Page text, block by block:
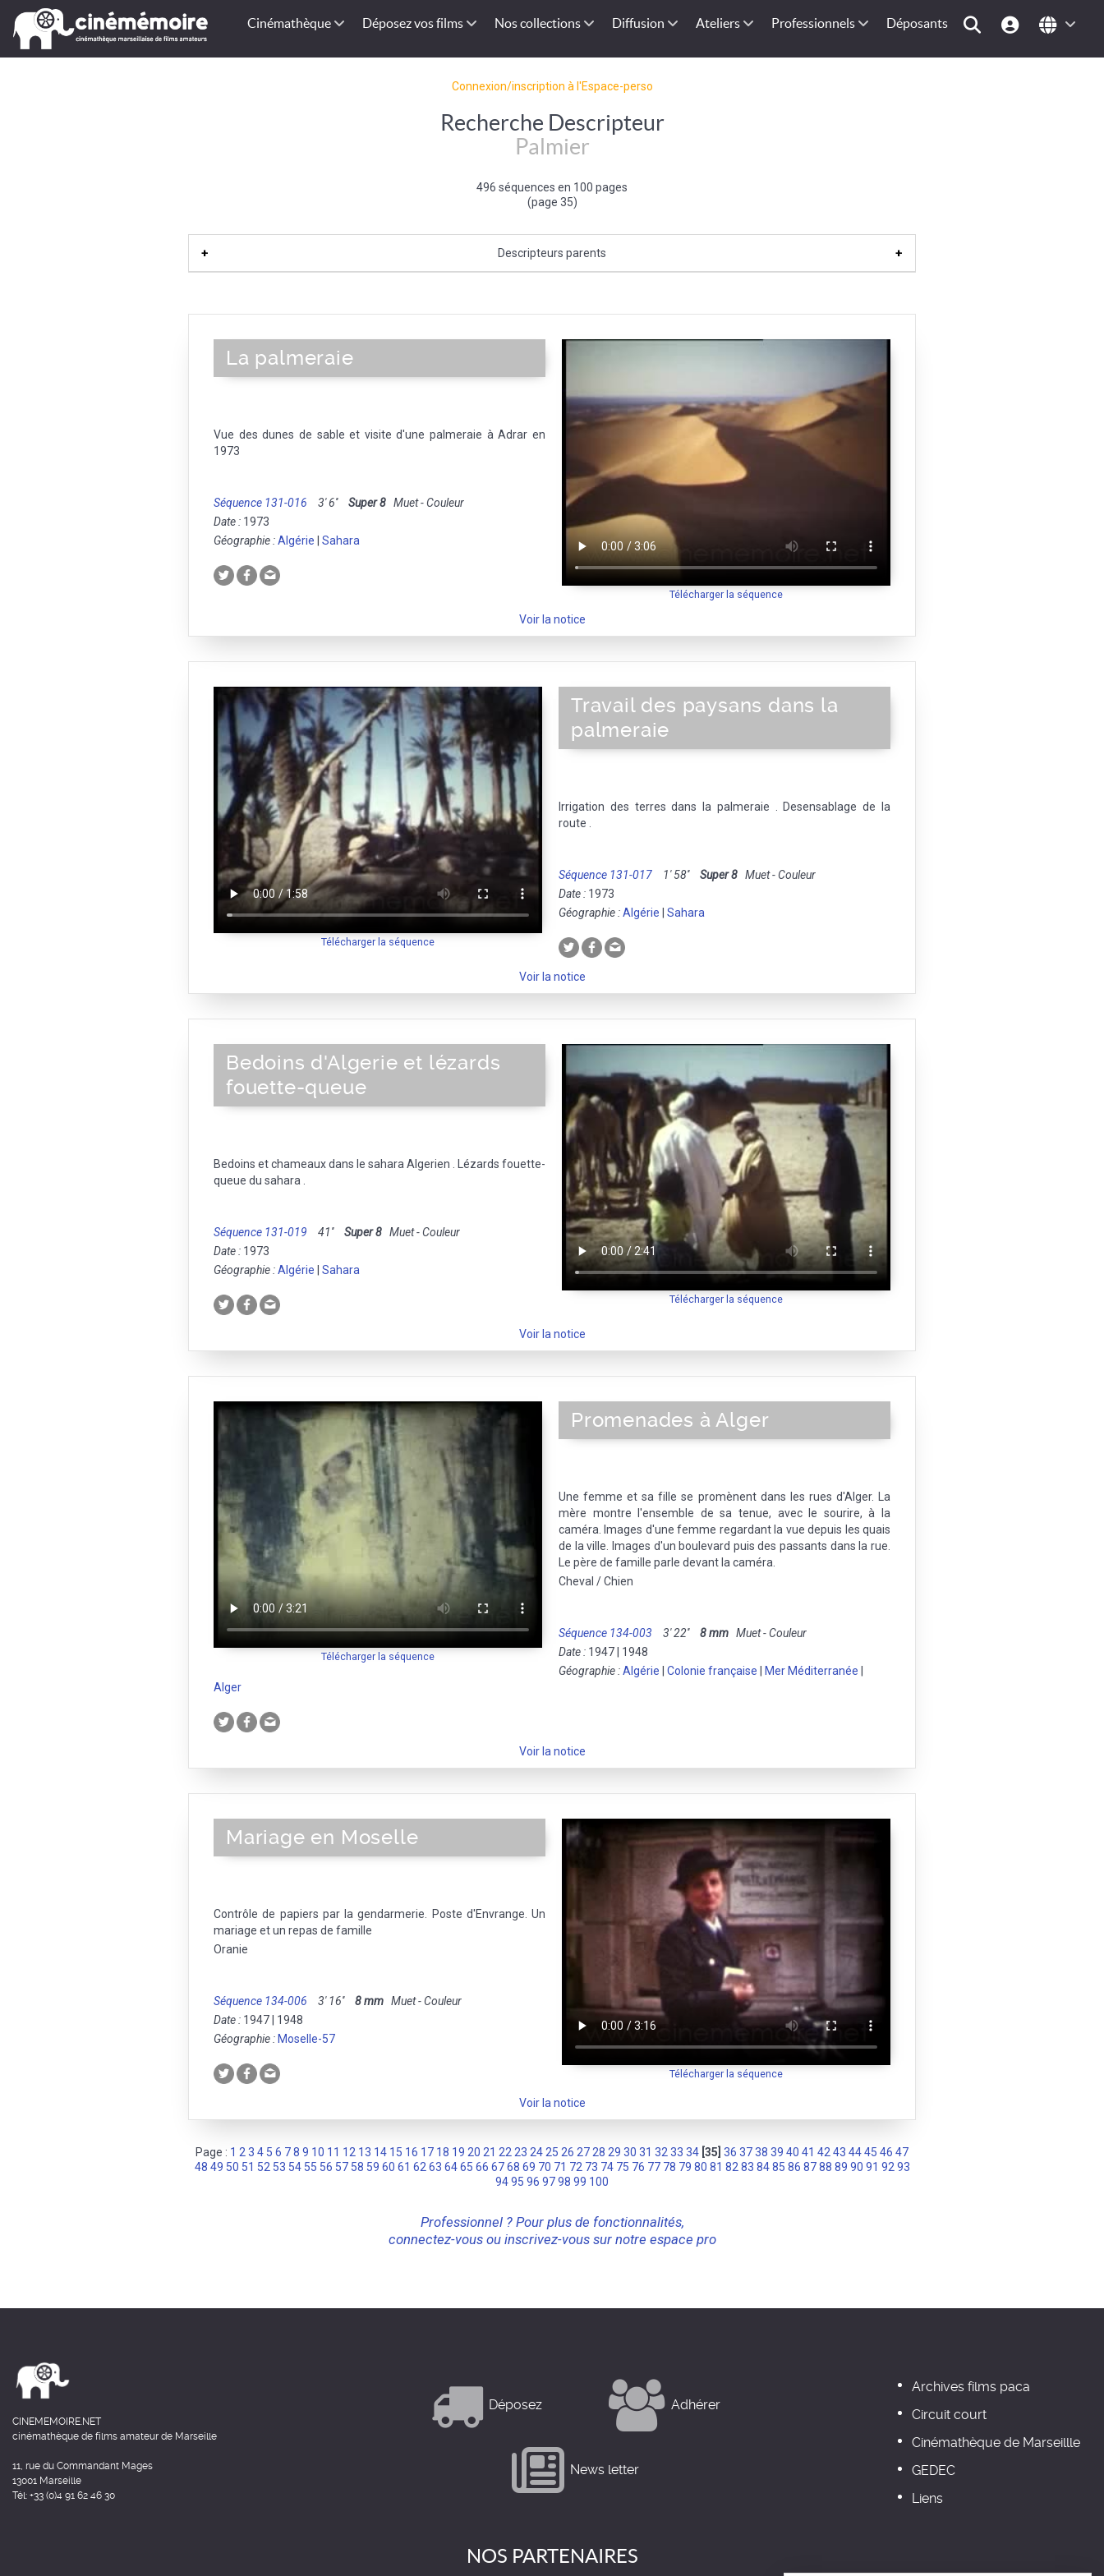
Cinémathèque Déposez vos films Nos collections Diffusion Ateliers Professionnels Déposants
Connexion/inscription à l'Espace-perso
Recherche Descripteur
Palmier
496 séquences en 100 pages
(page 35)
Descripteurs parents
Télécharger la séquence
La palmeraie
Vue des dunes de sable et visite d'une palmeraie à Adrar en
1973
Séquence 131-016 3' 6'' Super 8 Muet - Couleur
Date : 1973
Géographie :Algérie Sahara
Voir la notice
Télécharger la séquence
Travail des paysans dans la
palmeraie
Irrigation des terres dans la palmeraie . Desensablage de la
route .
Séquence 131-017 1' 58'' Super 8 Muet - Couleur
Date : 1973
Géographie :Algérie Sahara
Voir la notice
Télécharger la séquence
Bedoins d'Algerie et lézards
fouette-queue
Bedoins et chameaux dans le sahara Algerien . Lézards fouette-
queue du sahara .
Séquence 131-019 41'' Super 8 Muet - Couleur
Date : 1973
Géographie :Algérie Sahara
Voir la notice
Télécharger la séquence
Promenades à Alger
Une femme et sa fille se promènent dans les rues d'Alger. La
mère montre l'ensemble de sa tenue, avec le sourire, à la
caméra. Images d'une femme regardant la vue depuis les quais
de la ville. Images d'un boulevard puis des passants dans la rue.
Le père de famille parle devant la caméra.
Cheval / Chien
Séquence 134-003 3' 22'' 8 mm Muet - Couleur
Date : 1947 | 1948
Géographie :Algérie Colonie française Mer Méditerranée
Alger
Voir la notice
Télécharger la séquence
Mariage en Moselle
Contrôle de papiers par la gendarmerie. Poste d'Envrange. Un
mariage et un repas de famille
Oranie
Séquence 134-006 3' 16'' 8 mm Muet - Couleur
Date : 1947 | 1948
Géographie : Moselle-57
Voir la notice
Page : 1 2 3 4 5 6 78 9 10 11 12 13 14 15 16 17 18 19 20 21 22 23 24 25 26 27 28 29 30 31 32 33 34 [35] 36 3738 39 40 41 42 43 4445 46 47
48 49 50 51 52 53 54 55 56 57 58 59 60 61 62 63 64 65 66 67 68 69 70 71 72 73 74 75 76 77 78 79 80 81 82 83 84 85 86 87 88 89 90 91 92 93
9495 96 9798 99 100
Professionnel ? Pour plus de fonctionnalités,
connectez-vous ou inscrivez-vous sur notre espace pro
CINEMEMOIRE.NET
cinémathèque de films amateur de Marseille
11, rue du Commandant Mages
13001 Marseille
Tél: +33 (0)4 91 62 46 30
Déposez Adhérer
News letter
Archives films paca
Circuit court
Cinémathèque de Marseillle
GEDEC
Liens
NOS PARTENAIRES